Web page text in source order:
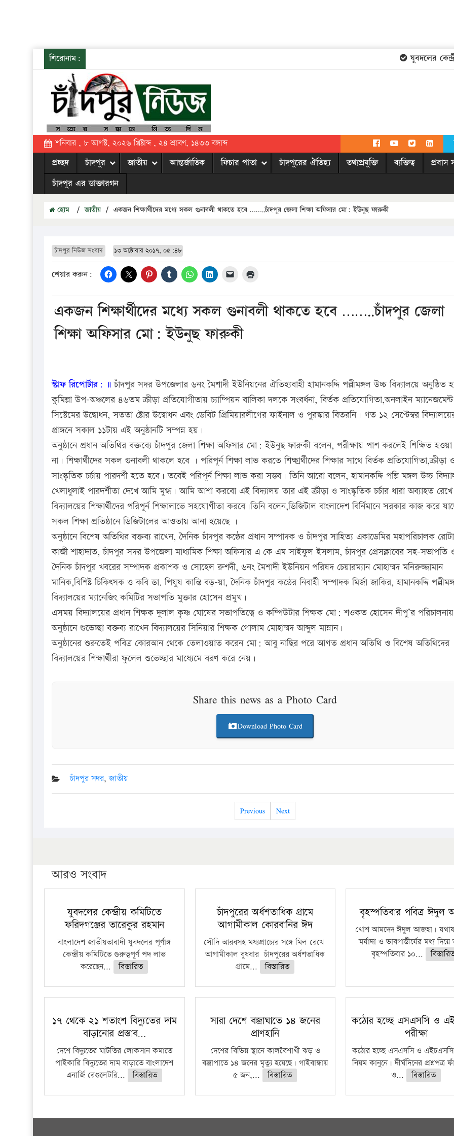
শিরোনাম: যুবদলের
শনিবার , ৮ আগস্ট, ২০২৬ খ্রিষ্টাব্দ , ২৪ শ্রাবণ, ১৪৩৩ বঙ্গাব্দ
প্রচ্ছদ চাঁদপুর জাতীয় আন্তর্জাতিক ফিচার পাতা চাঁদপুরের ঐতিহ্য তথ্যপ্রযুক্তি ব্যক্তিত্ব প্রবাস
চাঁদপুর এর ডাক্তারগন
হোম / জাতীয় / একজন শিক্ষার্থীদের মধ্যে সকল গুনাবলী থাকতে হবে ……..চাঁদপুর জেলা শিক্ষা অফিসার মো: ইউনুছ ফারুকী
চাঁদপুর নিউজ সংবাদ ১৩ অক্টোবার ২০১৭, ০৫:৪৮
শেয়ার করুন:
একজন শিক্ষার্থীদের মধ্যে সকল গুনাবলী থাকতে হবে ……..চাঁদপুর জেলা
শিক্ষা অফিসার মো: ইউনুছ ফারুকী
স্টাফ রিপোর্টার: ॥ চাঁদপুর সদর উপজেলার ৬নং মৈশাদী ইউনিয়নের ঐতিহ্যবাহী হামানকদ্দি পল্লীমঙ্গল উচ্চ বিদ্যালয়ে অনুষ্ঠিত
কুমিল্লা উপ-অঞ্চলের ৪৬তম ক্রীড়া প্রতিযোগীতায় চ্যাম্পিয়ন বালিকা দলকে সংবর্ধনা, বির্তক প্রতিযোগিতা,অনলাইন ম্যানেজমেন্ট
সিস্টেমের উদ্বোধন, সততা ষ্টোর উদ্বোধন এবং ডেবিট প্রিমিয়ারলীগের ফাইনাল ও পুরস্কার বিতরনি। গত ১২ সেপ্টেম্বর
প্রাঙ্গনে সকাল ১১টায় এই অনুষ্ঠানটি সম্পন্ন হয়।
অনুষ্ঠানে প্রধান অতিথির বক্তব্যে চাঁদপুর জেলা শিক্ষা অফিসার মো: ইউনুছ ফারুকী বলেন, পরীক্ষায় পাশ করলেই শিক্ষিত
না। শিক্ষার্থীদের সকল গুনাবলী থাকলে হবে । পরিপূর্ন শিক্ষা লাভ করতে শিক্ষার্র্থীদের শিক্ষার সাথে বির্তক প্রতিযোগিতা,ক্রীড়া
সাংস্কৃতিক চর্চায় পারদর্শী হতে হবে। তবেই পরিপূর্ন শিক্ষা লাভ করা সম্ভব। তিনি আরো বলেন, হামানকদ্দি পল্লি মঙ্গল উচ্চ
খেলাধুলাই পারদর্শীতা দেখে আমি মুগ্ধ। আমি আশা করবো এই বিদ্যালয় তার এই ক্রীড়া ও সাংস্কৃতিক চর্চার ধারা অব্যাহত
বিদ্যালয়ের শিক্ষার্থীদের পরিপূর্ন শিক্ষালাভে সহযোগীতা করবে।তিনি বলেন,ডিজিটাল বাংলাদেশ বির্নিমানে সরকার কাজ করে
সকল শিক্ষা প্রতিষ্ঠানে ডিজিটালের আওতায় আনা হয়েছে ।
অনুষ্ঠানে বিশেষ অতিথির বক্তব্য রাখেন, দৈনিক চাঁদপুর কন্ঠের প্রধান সম্পাদক ও চাঁদপুর সাহিত্য একাডেমির মহাপরিচালক
কাজী শাহাদাত, চাঁদপুর সদর উপজেলা মাধ্যমিক শিক্ষা অফিসার এ কে এম সাইফুল ইসলাম, চাঁদপুর প্রেসক্লাবের সহ-সভাপতি
দৈনিক চাঁদপুর খবরের সম্পাদক প্রকাশক ও সোহেল রুশদী, ৬নং মৈশাদী ইউনিয়ন পরিষদ চেয়ারম্যান মোহাম্মদ মনিরুজ্জামান
মানিক,বিশিষ্ট চিকিৎসক ও কবি ডা. পিযুষ কান্তি বড়–য়া, দৈনিক চাঁদপুর কন্ঠের নিবার্হী সম্পাদক মির্জা জাকির, হামানকদ্দি
বিদ্যালয়ের ম্যানেজিং কমিটির সভাপতি মুক্তার হোসেন প্রমুখ।
এসময় বিদ্যালয়ের প্রধান শিক্ষক দুলাল কৃষ্ণ ঘোষের সভাপতিত্বে ও কম্পিউটার শিক্ষক মো: শওকত হোসেন দীপু’র পরিচালনায়
অনুষ্ঠানে শুভেচ্ছা বক্তব্য রাখেন বিদ্যালয়ের সিনিয়ার শিক্ষক গোলাম মোহাম্মদ আব্দুল মান্নান।
অনুষ্ঠানের শুরুতেই পবিত্র কোরআন থেকে তেলাওয়াত করেন মো: আবু নাছির পরে আগত প্রধান অতিথি ও বিশেষ অতিথিদের
বিদ্যালয়ের শিক্ষার্থীরা ফুলেল শুভেচ্ছার মাধ্যেমে বরণ করে নেয়।
Share this news as a Photo Card
Download Photo Card
চাঁদপুর সদর,জাতীয়
Previous Next
আরও সংবাদ
যুবদলের কেন্দ্রীয় কমিটিতে
ফরিদগঞ্জের তারেকুর রহমান
বাংলাদেশ জাতীয়তাবাদী যুবদলের পূর্ণাঙ্গ
কেন্দ্রীয় কমিটিতে গুরুত্বপূর্ণ পদ লাভ
করেছেন...
বিস্তারিত
চাঁদপুরের অর্ধশতাধিক গ্রামে
আগামীকাল কোরবানির ঈদ
সৌদি আরবসহ মধ্যপ্রাচ্যের সঙ্গে মিল রেখে
আগামীকাল বুধবার চাঁদপুরের অর্ধশতাধিক
গ্রামে...
বিস্তারিত
বৃহস্পতিবার পবিত্র ঈদুল
খোশ আমদেদ ঈদুল আজহা।
মর্যাদা ও ভাবগাম্ভীর্যের মধ্য
বৃহস্পতিবার ১০...
১৭ থেকে ২১ শতাংশ বিদ্যুতের দাম
বাড়ানোর প্রস্তাব…
দেশে বিদ্যুতের ঘাটতির লোকসান কমাতে
পাইকারি বিদ্যুতের দাম বাড়াতে বাংলাদেশ
এনার্জি রেগুলেটরি...
বিস্তারিত
সারা দেশে বজ্রাঘাতে ১৪ জনের
প্রাণহানি
দেশের বিভিন্ন স্থানে কালবৈশাখী ঝড় ও
বজ্রাপাতে ১৪ জনের মৃত্যু হয়েছে। গাইবান্ধায়
৫ জন,...
বিস্তারিত
কঠোর হচ্ছে এসএসসি ও
পরীক্ষা
কঠোর হচ্ছে এসএসসি ও এইচএসসি
নিয়ম কানুনে। দীর্ঘদিনের
ও...
বিস্তারিত